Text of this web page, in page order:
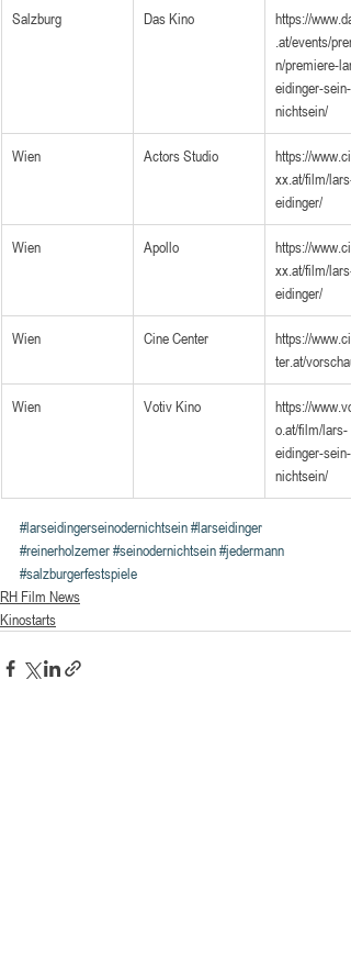
Salzburg Das Kino
https://
.at/events/
n/premiere-
eidinger-sein-
nichtsein/
Wien Actors Studio
https://
xx.at/film/lars-
eidinger/
Wien Apollo
https://
xx.at/film/lars-
eidinger/
Wien Cine Center
https://
ter.at/vorschau
Wien Votiv Kino
https://
o.at/film/lars-
eidinger-sein-
nichtsein/
#larseidingerseinodernichtsein#larseidinger
#reinerholzemer#seinodernichtsein#jedermann
#salzburgerfestspiele
RH Film News
Kinostarts